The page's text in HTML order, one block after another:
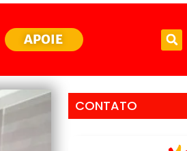
APOIE
CONTATO